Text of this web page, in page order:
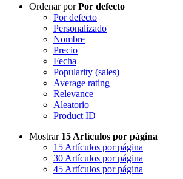
Ordenar porPor defecto
Por defecto
Personalizado
Nombre
Precio
Fecha
Popularity (sales)
Average rating
Relevance
Aleatorio
Product ID
Mostrar 15 Artículos por página
15 Artículos por página
30 Artículos por página
45 Artículos por página